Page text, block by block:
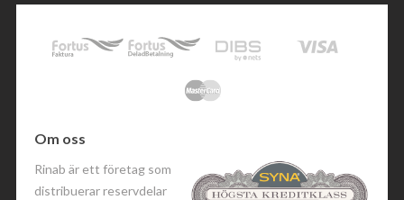
Om oss
Rinab är ett företag som
distribuerar reservdelar